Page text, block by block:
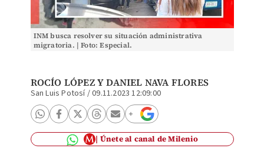
INM busca resolver su situación administrativa
migratoria. | Foto: Especial.
ROCÍO LÓPEZY DANIEL NAVA FLORES
San Luis Potosí/09.11.2023 12:09:00
Únete al canal de Milenio